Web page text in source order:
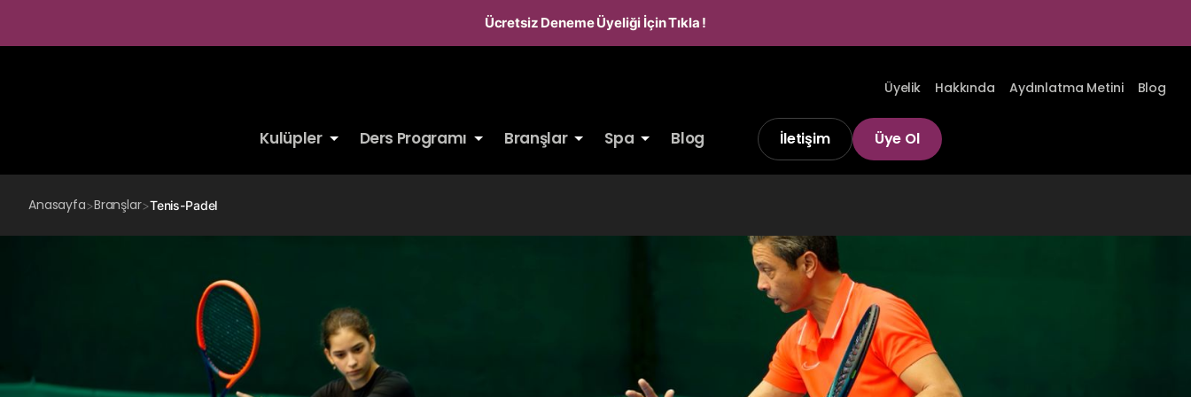
Ücretsiz Deneme Üyeliği İçin Tıkla !
Üyelik Hakkında Aydınlatma Metini Blog
Kulüpler Ders Programı Branşlar Spa Blog İletişim Üye Ol
Anasayfa>Branşlar>Tenis-Padel